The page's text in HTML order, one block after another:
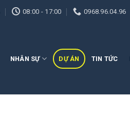
08:00 - 17:00 0968.96.04.96
NHÂN SỰ DỰ ÁN TIN TỨC